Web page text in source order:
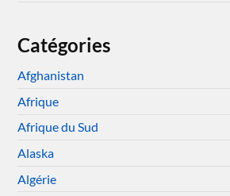
Catégories
Afghanistan
Afrique
Afrique du Sud
Alaska
Algérie